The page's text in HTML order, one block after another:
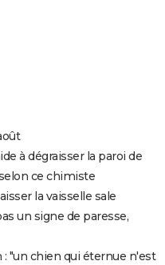
à dégraisser la paroi de
ce chimiste
la vaisselle sale
un signe de paresse,
: "un chien qui éternue n'est